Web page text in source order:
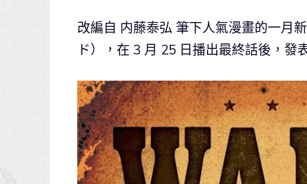
改編自 内藤泰弘 筆下人氣漫畫的一月
ド），在 3 月 25 日播出最終話後，發